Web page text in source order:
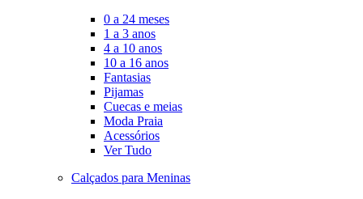
0 a 24 meses
1 a 3 anos
4 a 10 anos
10 a 16 anos
Fantasias
Pijamas
Cuecas e meias
Moda Praia
Acessórios
Ver Tudo
Calçados para Meninas